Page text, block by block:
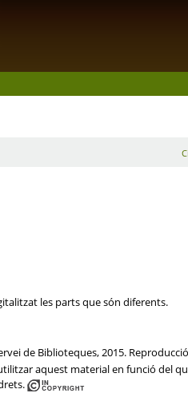
les parts que són diferents.
de Biblioteques, 2015.
aquest material en funció del